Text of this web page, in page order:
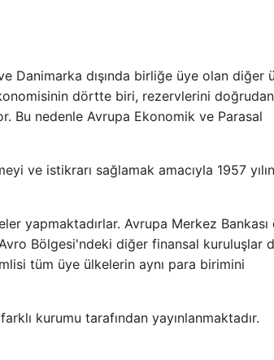
Danimarka dışında birliğe üye olan diğer
dörtte biri, rezervlerini
Bu nedenle Avrupa Ekonomik ve Parasal
ve istikrarı sağlamak amacıyla 1957
yapmaktadırlar. Avrupa Merkez Bankası
Bölgesi'ndeki diğer finansal kuruluşlar
tüm üye ülkelerin aynı para birimini
kurumu tarafından yayınlanmaktadır.